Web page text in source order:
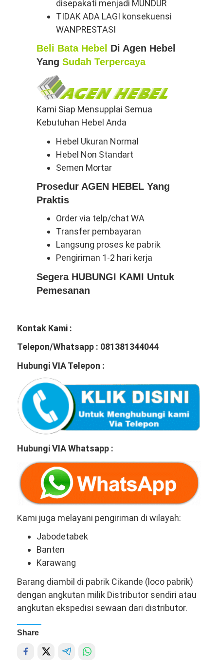
disepakati menjadi MUNDUR
TIDAK ADA LAGI konsekuensi
WANPRESTASI
Beli Bata Hebel Di Agen Hebel
Yang Sudah Terpercaya
Kami Siap Mensupplai Semua
Kebutuhan Hebel Anda
Hebel Ukuran Normal
Hebel Non Standart
Semen Mortar
Prosedur AGEN HEBEL Yang
Praktis
Order via telp/chat WA
Transfer pembayaran
Langsung proses ke pabrik
Pengiriman 1-2 hari kerja
Segera HUBUNGI KAMI Untuk
Pemesanan
Kontak Kami :
Telepon/Whatsapp : 081381344044
Hubungi VIA Telepon :
Hubungi VIA Whatsapp :
Kami juga melayani pengiriman di wilayah:
Jabodetabek
Banten
Karawang
Barang diambil di pabrik Cikande (loco pabrik)
dengan angkutan milik Distributor sendiri atau
angkutan ekspedisi sewaan dari distributor.
Share